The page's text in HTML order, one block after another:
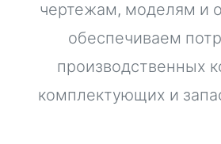
чертежам, моделям и
обеспечиваем
производственных
комплектующих и